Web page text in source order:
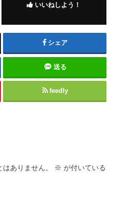
いいねしよう！
シェア
送る
feedly
ありません。 ※ が付いている